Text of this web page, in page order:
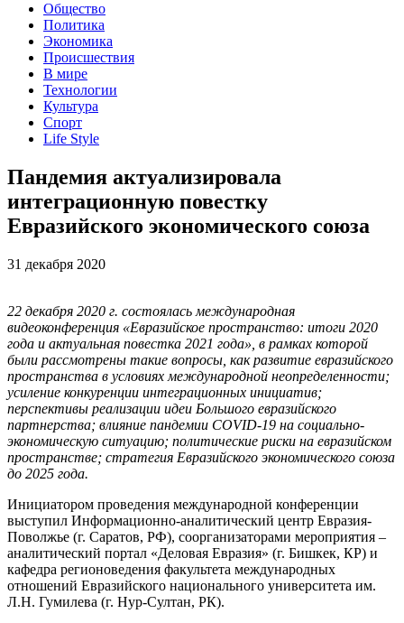
Общество
Политика
Экономика
Происшествия
В мире
Технологии
Культура
Спорт
Life Style
Пандемия актуализировала
интеграционную повестку
Евразийского экономического союза
31 декабря 2020
22 декабря 2020 г. состоялась международная
видеоконференция «Евразийское пространство: итоги 2020
года и актуальная повестка 2021 года», в рамках которой
были рассмотрены такие вопросы, как развитие евразийского
пространства в условиях международной неопределенности;
усиление конкуренции интеграционных инициатив;
перспективы реализации идеи Большого евразийского
партнерства; влияние пандемии COVID-19 на социально-
экономическую ситуацию; политические риски на евразийском
пространстве; стратегия Евразийского экономического союза
до 2025 года.
Инициатором проведения международной конференции
выступил Информационно-аналитический центр Евразия-
Поволжье (г. Саратов, РФ), соорганизаторами мероприятия –
аналитический портал «Деловая Евразия» (г. Бишкек, КР) и
кафедра регионоведения факультета международных
отношений Евразийского национального университета им.
Л.Н. Гумилева (г. Нур-Султан, РК).